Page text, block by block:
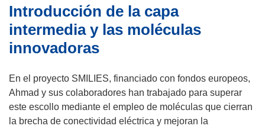
e
a
v
n
t
a
n
n
e
á
n
a
n
u
e
Introducción de la capa
intermedia y las moléculas
innovadoras
En el proyecto SMILIES, financiado con fondos europeos,
Ahmad y sus colaboradores han trabajado para superar
este escollo mediante el empleo de moléculas que cierran
la brecha de conectividad eléctrica y mejoran la